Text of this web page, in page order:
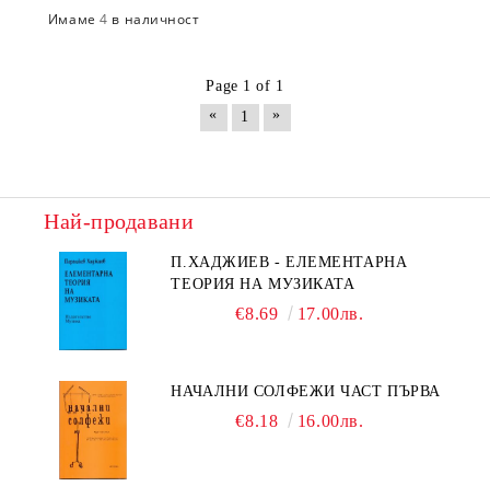
Имаме4 в наличност
Page 1 of 1
«
1 »
Най-продавани
П.ХАДЖИЕВ - ЕЛЕМЕНТАРНА
ТЕОРИЯ НА МУЗИКАТА
€8.69 17.00лв.
НАЧАЛНИ СОЛФЕЖИ ЧАСТ ПЪРВА
€8.18 16.00лв.